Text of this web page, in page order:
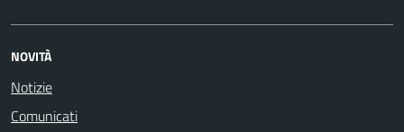
NOVITÀ
Notizie
Comunicati